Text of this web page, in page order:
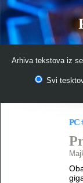
Arhiva tekstova iz
Svi
PC